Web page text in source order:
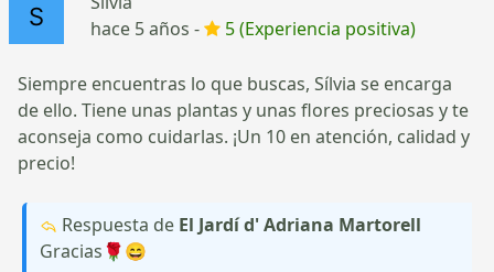
hace 5 años -
5 (Experiencia positiva)
Siempre encuentras lo que buscas, Sílvia se encarga
de ello. Tiene unas plantas y unas flores preciosas y te
aconseja como cuidarlas. ¡Un 10 en atención, calidad y
precio!
Respuesta de El Jardí d' Adriana Martorell
Gracias🌹😄